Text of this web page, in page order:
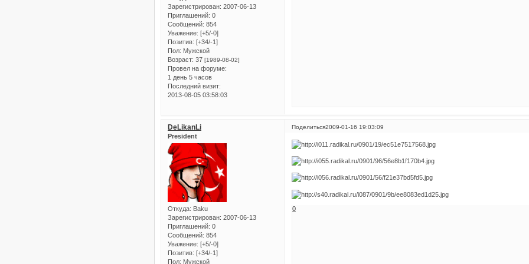
Зарегистрирован: 2007-06-13
Приглашений: 0
Сообщений: 854
Уважение: [+5/-0]
Позитив: [+34/-1]
Пол: Мужской
Возраст: 37 [1989-08-02]
Провел на форуме:
1 день 5 часов
Последний визит:
2013-08-05 03:58:03
Поделиться2009-01-16 19:03:09
DeLikanLi
President
Откуда: Baku
Зарегистрирован: 2007-06-13
Приглашений: 0
Сообщений: 854
Уважение: [+5/-0]
Позитив: [+34/-1]
Пол: Мужской
0